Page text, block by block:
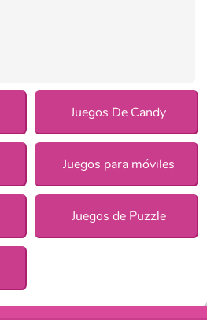
Juegos De Candy
Juegos para móviles
Juegos de Puzzle